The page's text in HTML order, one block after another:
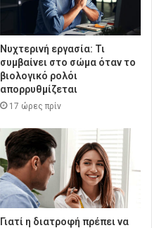
Νυχτερινή εργασία: Τι
συμβαίνει στο σώμα όταν το
βιολογικό ρολόι
απορρυθμίζεται
17 ώρες πρίν
Γιατί η διατροφή πρέπει να